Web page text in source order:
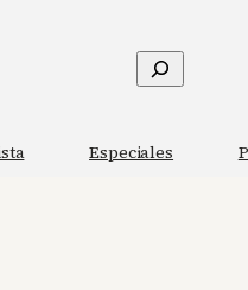
Buscar
Especiales